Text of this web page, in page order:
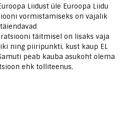
Liidust üle Euroopa Liidu
vormistamiseks on vajalik
täitmisel on lisaks vaja
ning piiripunkti, kust kaup EL
peab kauba asukoht olema
ehk tolliteenus.